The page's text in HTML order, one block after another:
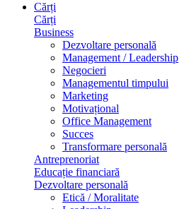
Cărți
Cărți
Business
Dezvoltare personală
Management / Leadership
Negocieri
Managementul timpului
Marketing
Motivațional
Office Management
Succes
Transformare personală
Antreprenoriat
Educație financiară
Dezvoltare personală
Etică / Moralitate